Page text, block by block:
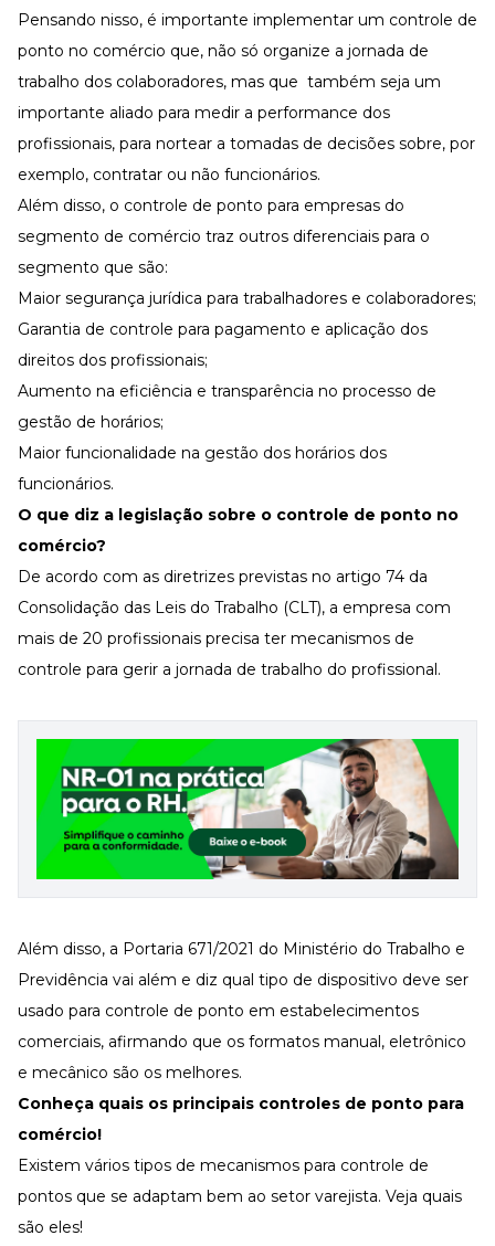
Pensando nisso, é importante implementar um controle de
ponto no comércio que, não só organize a jornada de
trabalho dos colaboradores, mas que também seja um
importante aliado para medir a performance dos
profissionais, para nortear a tomadas de decisões sobre, por
exemplo, contratar ou não funcionários.
Além disso, o controle de ponto para empresas do
segmento de comércio traz outros diferenciais para o
segmento que são:
Maior segurança jurídica para trabalhadores e colaboradores;
Garantia de controle para pagamento e aplicação dos
direitos dos profissionais;
Aumento na eficiência e transparência no processo de
gestão de horários;
Maior funcionalidade na gestão dos horários dos
funcionários.
O que diz a legislação sobre o controle de ponto no
comércio?
De acordo com as diretrizes previstas no artigo 74 da
Consolidação das Leis do Trabalho (CLT), a empresa com
mais de 20 profissionais precisa ter mecanismos de
controle para gerir a jornada de trabalho do profissional.
Além disso, a Portaria 671/2021 do Ministério do Trabalho e
Previdência vai além e diz qual tipo de dispositivo deve ser
usado para controle de ponto em estabelecimentos
comerciais, afirmando que os formatos manual, eletrônico
e mecânico são os melhores.
Conheça quais os principais controles de ponto para
comércio!
Existem vários tipos de mecanismos para controle de
pontos que se adaptam bem ao setor varejista. Veja quais
são eles!